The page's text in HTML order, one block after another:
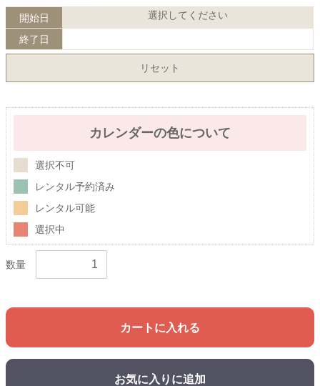
開始日 選択してください
終了日
リセット
カレンダーの色について
選択不可
レンタル予約済み
レンタル可能
選択中
数量
カートに入れる
お気に入りに追加